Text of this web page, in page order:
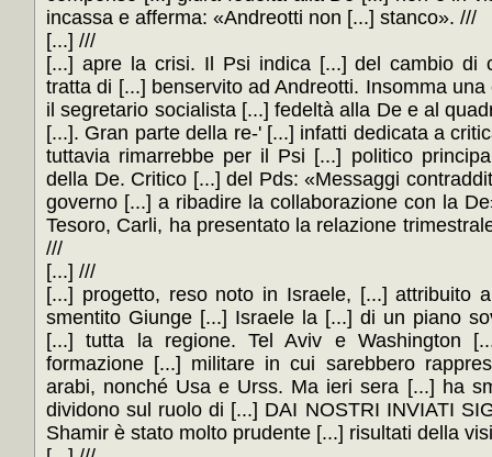
incassa e afferma: «Andreotti non [...] stanco». ///
[...] ///
[...] apre la crisi. Il Psi indica [...] del cambio di
tratta di [...] benservito ad Andreotti. Insomma
il segretario socialista [...] fedeltà alla De e al
[...]. Gran parte della re-' [...] infatti dedicata a
tuttavia rimarrebbe per il Psi [...] politico
della De. Critico [...] del Pds: «Messaggi
governo [...] a ribadire la collaborazione con la
Tesoro, Carli, ha presentato la relazione
///
[...] ///
[...] progetto, reso noto in Israele, [...] attribuito
smentito Giunge [...] Israele la [...] di un piano
[...] tutta la regione. Tel Aviv e Washington
formazione [...] militare in cui sarebbero
arabi, nonché Usa e Urss. Ma ieri sera [...] ha
dividono sul ruolo di [...] DAI NOSTRI INVIATI
Shamir è stato molto prudente [...] risultati della